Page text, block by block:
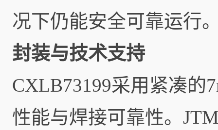
况下仍能安全可靠运行
封装与技术支持
CXLB73199采用紧凑的
性能与焊接可靠性。